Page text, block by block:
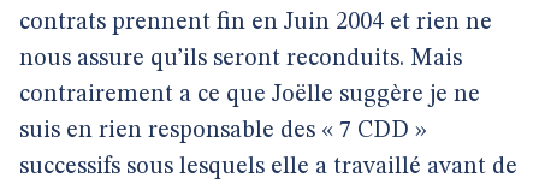
contrats prennent fin en Juin 2004 et rien ne
nous assure qu’ils seront reconduits. Mais
contrairement a ce que Joëlle suggère je ne
suis en rien responsable des « 7 CDD »
successifs sous lesquels elle a travaillé avant de